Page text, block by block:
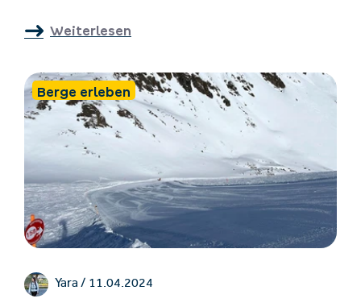
süß schmecken. Aber hast du gewusst, dass die roten
Florian Klotz ist mit uns in die Geschichte der Region
eingetaucht und hat uns über die „Erdbeerkinder von
Ladis“ erzählt.
Weiterlesen
Berge erleben
Yara / 11.04.2024